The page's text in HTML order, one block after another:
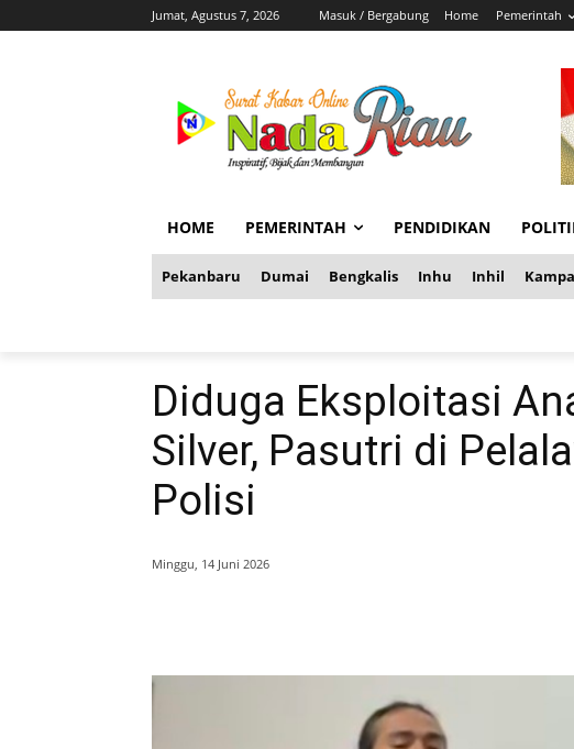
Jumat, Agustus 7, 2026 Masuk / Bergabung Home Pemerintah
HOME PEMERINTAH PENDIDIKAN
Pekanbaru Dumai Bengkalis Inhu Inhil
Diduga Eksploitasi
Silver, Pasutri di
Polisi
Minggu, 14 Juni 2026